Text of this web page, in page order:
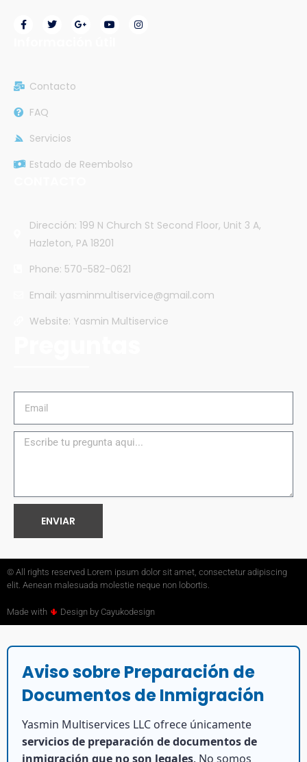
Contacto
FAQ
Servicios
Estado de Reembolso
Dirección: 199 N Church St Second Floor, Unit 3 A,
Hazleton, PA 18201
Phone: 570-582-0621
Email: yasminmultiservice@gmail.com
Website: Yasmin Multiservice
ENVIAR
© All rights reserved Lorem ipsum dolor sit amet, consectetur adipiscing
elit. Aenean malesuada molestie neque non lobortis.
Made with 🌵 Design by Cayukodesign
Aviso sobre Preparación de
Documentos de Inmigración
Yasmin Multiservices LLC ofrece únicamente
servicios de preparación de documentos de
inmigración que no son legales. No somos